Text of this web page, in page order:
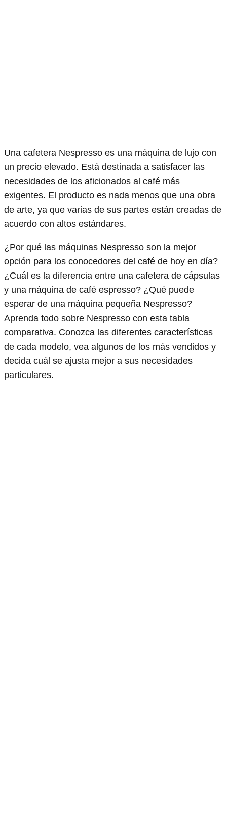
Una cafetera Nespresso es una máquina de lujo con
un precio elevado. Está destinada a satisfacer las
necesidades de los aficionados al café más
exigentes. El producto es nada menos que una obra
de arte, ya que varias de sus partes están creadas de
acuerdo con altos estándares.
¿Por qué las máquinas Nespresso son la mejor
opción para los conocedores del café de hoy en día?
¿Cuál es la diferencia entre una cafetera de cápsulas
y una máquina de café espresso? ¿Qué puede
esperar de una máquina pequeña Nespresso?
Aprenda todo sobre Nespresso con esta tabla
comparativa. Conozca las diferentes características
de cada modelo, vea algunos de los más vendidos y
decida cuál se ajusta mejor a sus necesidades
particulares.